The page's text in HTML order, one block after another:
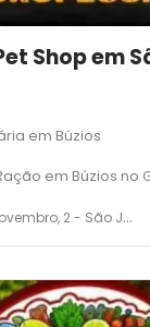
Shop em
em Búzios
em Búzios no
José - Armação dos Búzios - RJ